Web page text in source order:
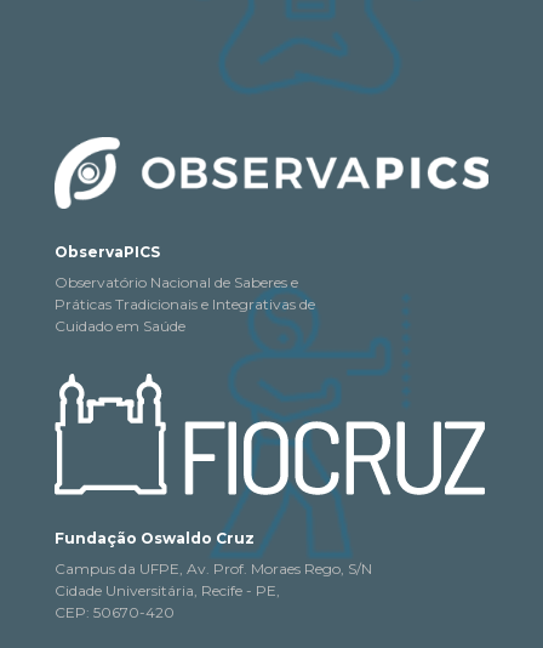
ObservaPICS
Observatório Nacional de Saberes e
Práticas Tradicionais e Integrativas de
Cuidado em Saúde
Fundação Oswaldo Cruz
Campus da UFPE, Av. Prof. Moraes Rego, S/N
Cidade Universitária, Recife - PE,
CEP: 50670-420